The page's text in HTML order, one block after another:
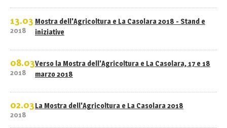
13.03
2018
Mostra dell'Agricoltura e La Casolara 2018 - Stand e
iniziative
08.03
2018
Verso la Mostra dell'Agricoltura e La Casolara, 17 e 18
marzo 2018
02.03
2018
La Mostra dell'Agricoltura e La Casolara 2018